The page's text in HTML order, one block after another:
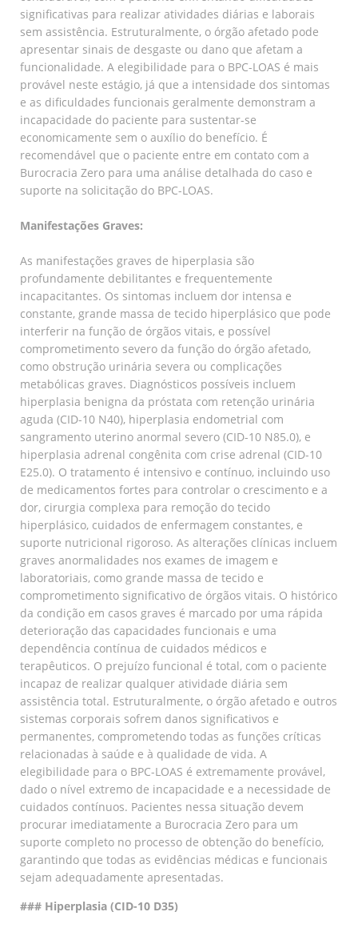
significativas para realizar atividades diárias e laborais
sem assistência. Estruturalmente, o órgão afetado pode
apresentar sinais de desgaste ou dano que afetam a
funcionalidade. A elegibilidade para o BPC-LOAS é mais
provável neste estágio, já que a intensidade dos sintomas
e as dificuldades funcionais geralmente demonstram a
incapacidade do paciente para sustentar-se
economicamente sem o auxílio do benefício. É
recomendável que o paciente entre em contato com a
Burocracia Zero para uma análise detalhada do caso e
suporte na solicitação do BPC-LOAS.
Manifestações Graves:
As manifestações graves de hiperplasia são
profundamente debilitantes e frequentemente
incapacitantes. Os sintomas incluem dor intensa e
constante, grande massa de tecido hiperplásico que pode
interferir na função de órgãos vitais, e possível
comprometimento severo da função do órgão afetado,
como obstrução urinária severa ou complicações
metabólicas graves. Diagnósticos possíveis incluem
hiperplasia benigna da próstata com retenção urinária
aguda (CID-10 N40), hiperplasia endometrial com
sangramento uterino anormal severo (CID-10 N85.0), e
hiperplasia adrenal congênita com crise adrenal (CID-10
E25.0). O tratamento é intensivo e contínuo, incluindo uso
de medicamentos fortes para controlar o crescimento e a
dor, cirurgia complexa para remoção do tecido
hiperplásico, cuidados de enfermagem constantes, e
suporte nutricional rigoroso. As alterações clínicas incluem
graves anormalidades nos exames de imagem e
laboratoriais, como grande massa de tecido e
comprometimento significativo de órgãos vitais. O histórico
da condição em casos graves é marcado por uma rápida
deterioração das capacidades funcionais e uma
dependência contínua de cuidados médicos e
terapêuticos. O prejuízo funcional é total, com o paciente
incapaz de realizar qualquer atividade diária sem
assistência total. Estruturalmente, o órgão afetado e outros
sistemas corporais sofrem danos significativos e
permanentes, comprometendo todas as funções críticas
relacionadas à saúde e à qualidade de vida. A
elegibilidade para o BPC-LOAS é extremamente provável,
dado o nível extremo de incapacidade e a necessidade de
cuidados contínuos. Pacientes nessa situação devem
procurar imediatamente a Burocracia Zero para um
suporte completo no processo de obtenção do benefício,
garantindo que todas as evidências médicas e funcionais
sejam adequadamente apresentadas.
### Hiperplasia (CID-10 D35)